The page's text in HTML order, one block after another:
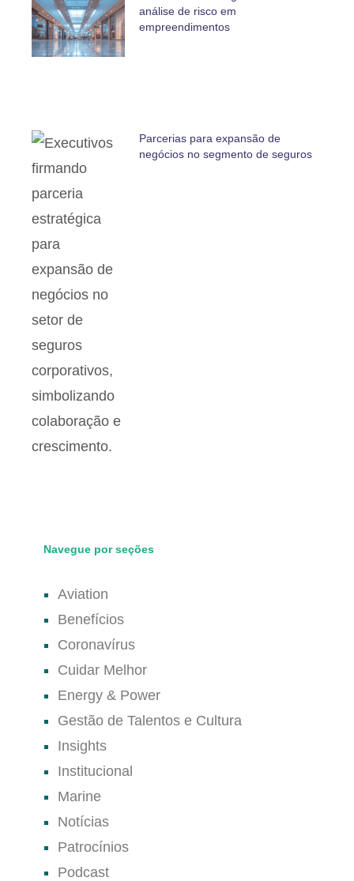
análise de risco em
empreendimentos
Parcerias para expansão de
negócios no segmento de seguros
Navegue por seções
Aviation
Benefícios
Coronavírus
Cuidar Melhor
Energy & Power
Gestão de Talentos e Cultura
Insights
Institucional
Marine
Notícias
Patrocínios
Podcast